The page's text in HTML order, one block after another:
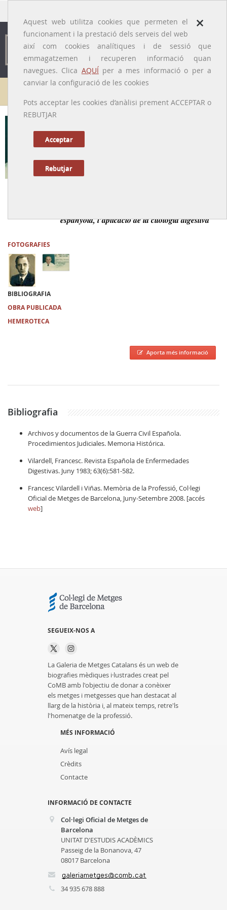
×
Aquest web utilitza cookies que permeten el
funcionament i la prestació dels serveis del web
així com cookies analítiques i de sessió que
emmagatzemen i recuperen informació quan
navegues. Clica AQUÍper a mes informació o per a
canviar la configuració de les cookies
Pots acceptar les cookies d’anàlisi prement ACCEPTAR o
REBUTJAR
Acceptar
Rebutjar
Galeria de metges
espanyola, l’aplicació de la citologia digestiva
FOTOGRAFIES
BIBLIOGRAFIA
OBRA PUBLICADA
HEMEROTECA
Aporta més informació
Bibliografia
Archivos y documentos de la Guerra Civil Española.
Procedimientos Judiciales. Memoria Histórica.
Vilardell, Francesc. Revista Española de Enfermedades
Digestivas. Juny 1983; 63(6):581-582.
Francesc Vilardell i Viñas. Memòria de la Professió, Col·legi
Oficial de Metges de Barcelona, Juny-Setembre 2008. [accés
web]
SEGUEIX-NOS A
La Galeria de Metges Catalans és un web de
biografies mèdiques i·lustrades creat pel
CoMB amb l'objectiu de donar a conèixer
els metges i metgesses que han destacat al
llarg de la història i, al mateix temps, retre'ls
l'homenatge de la professió.
MÉS INFORMACIÓ
Avís legal
Crèdits
Contacte
INFORMACIÓ DE CONTACTE
Col·legi Oficial de Metges de
Barcelona
UNITAT D'ESTUDIS ACADÈMICS
Passeig de la Bonanova, 47
08017 Barcelona
34 935 678 888